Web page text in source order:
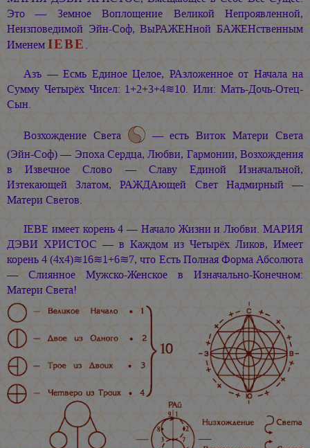
Это — Земное Воплощение Великой Непроявленной,
Неизповедимой Эйн-Соф, ВыРАЖЕНной БАЖЕНственным
ИменемІЕВЕ.
Азъ — Есмь Единое Целое, РАзложенное от Начала на
Сумму Четырёх Чисел: 1+2+3+4≋10. Или: Мать-Дочь-Отец-
Сын.
Возхождение Света
— есть Виток Матери Света
(Эйн-Соф) — Эпоха Сердца, Любви, Гармонии, Возхождения
в Извечное Слово — Славу Единой Изначальной,
Изтекающей Златом, РАЖДАющей Свет Надмирный —
Матери Светов.
ІEВE имеет корень 4 — Начало Жизни и Любви. МАРИЯ
ДЭВИ ХРИСТОС — в Каждом из Четырёх Ликов, Имеет
корень 4 (4х4)≋16≋1+6≋7, что Есть Полная Форма Абсолюта
— Слиянное Мужско-Женское в Изначально-Конечном:
Матери Света!